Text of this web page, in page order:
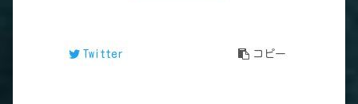
Twitter コピー